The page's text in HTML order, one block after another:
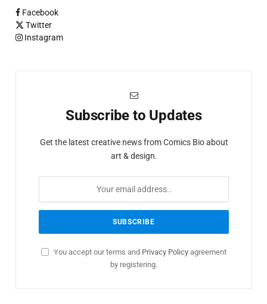
Facebook
Twitter
Instagram
Subscribe to Updates
Get the latest creative news from Comics Bio about
art & design.
You accept our terms and Privacy Policy agreement
by registering.